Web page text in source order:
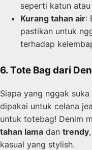
seperti katun atau
Kurang tahan air:
pastikan untuk
terhadap
6. Tote Bag dari
Siapa yang nggak suka
dipakai untuk celana
untuk totebag! Denim
tahan lama dan trendy
kasual yang stylish.